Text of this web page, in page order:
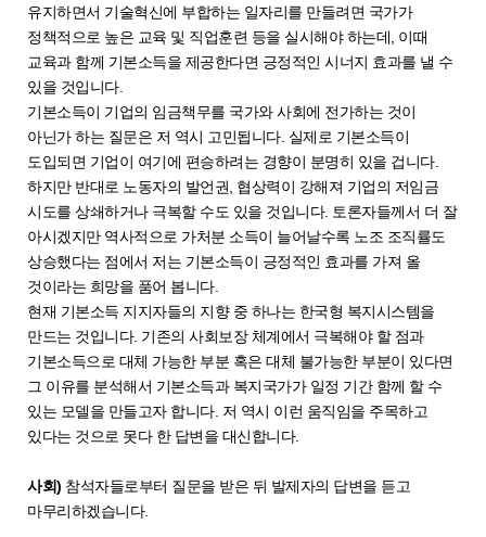
유지하면서 기술혁신에 부합하는 일자리를 만들려면 국가가
정책적으로 높은 교육 및 직업훈련 등을 실시해야 하는데, 이때
교육과 함께 기본소득을 제공한다면 긍정적인 시너지 효과를 낼 수
있을 것입니다.
기본소득이 기업의 임금책무를 국가와 사회에 전가하는 것이
아닌가 하는 질문은 저 역시 고민됩니다. 실제로 기본소득이
도입되면 기업이 여기에 편승하려는 경향이 분명히 있을 겁니다.
하지만 반대로 노동자의 발언권, 협상력이 강해져 기업의 저임금
시도를 상쇄하거나 극복할 수도 있을 것입니다. 토론자들께서 더 잘
아시겠지만 역사적으로 가처분 소득이 늘어날수록 노조 조직률도
상승했다는 점에서 저는 기본소득이 긍정적인 효과를 가져 올
것이라는 희망을 품어 봅니다.
현재 기본소득 지지자들의 지향 중 하나는 한국형 복지시스템을
만드는 것입니다. 기존의 사회보장 체계에서 극복해야 할 점과
기본소득으로 대체 가능한 부분 혹은 대체 불가능한 부분이 있다면
그 이유를 분석해서 기본소득과 복지국가가 일정 기간 함께 할 수
있는 모델을 만들고자 합니다. 저 역시 이런 움직임을 주목하고
있다는 것으로 못다 한 답변을 대신합니다.
사회) 참석자들로부터 질문을 받은 뒤 발제자의 답변을 듣고
마무리하겠습니다.